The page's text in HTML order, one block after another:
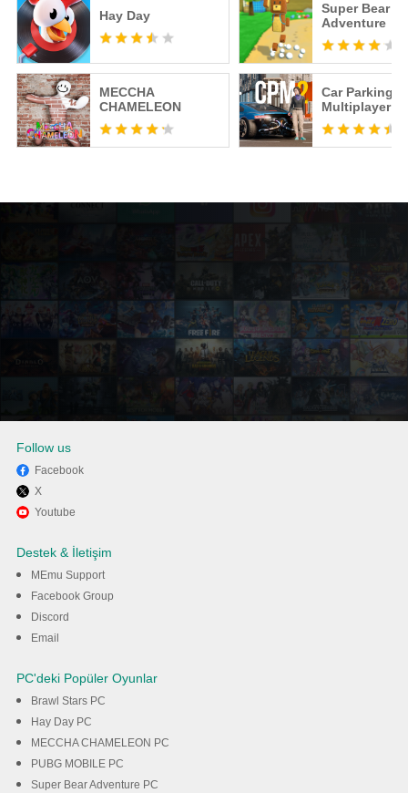
Hay Day
MECCHA
CHAMELEON
Super Bear
Adventure
Car Parking
Multiplayer 2
PC’de MEmu ile Rise of
Kingdoms oyunun keyfini
Follow us
Facebook
X
Youtube
Destek & İletişim
MEmu Support
Facebook Group
Discord
Email
PC'deki Popüler Oyunlar
Brawl Stars PC
Hay Day PC
MECCHA CHAMELEON PC
PUBG MOBILE PC
Super Bear Adventure PC